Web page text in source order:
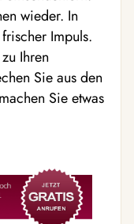
wieder. In
Impuls.
Ihren
Sie aus den
Sie etwas